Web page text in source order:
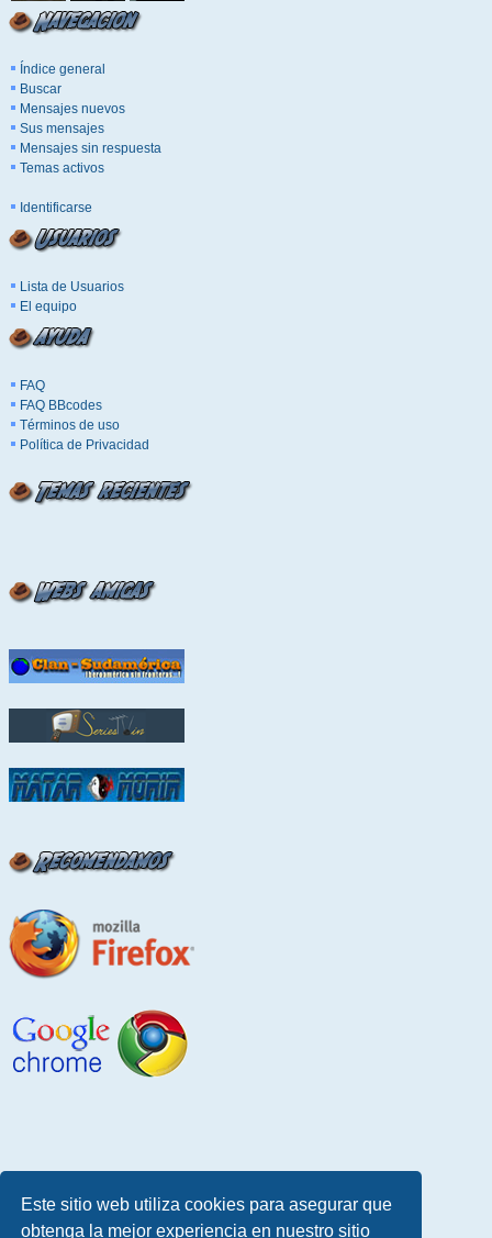
Este sitio web utiliza cookies para asegurar que
obtenga la mejor experiencia en nuestro sitio
Índice general
Buscar
Mensajes nuevos
Sus mensajes
Mensajes sin respuesta
Temas activos
Identificarse
Lista de Usuarios
El equipo
FAQ
FAQ BBcodes
Términos de uso
Política de Privacidad